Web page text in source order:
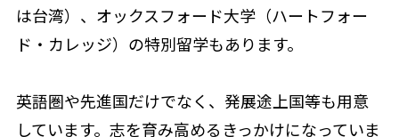
は台湾）、オックスフォード大学（ハートフォー
ド・カレッジ）の特別留学もあります。
英語圏や先進国だけでなく、発展途上国等も用意
しています。志を育み高めるきっかけになっていま